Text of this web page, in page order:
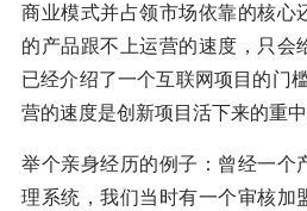
商业模式并占领市场依靠的核心
的产品跟不上运营的速度，只会
已经介绍了一个互联网项目的门
营的速度是创新项目活下来的重中
举个亲身经历的例子：曾经一个
理系统，我们当时有一个审核加